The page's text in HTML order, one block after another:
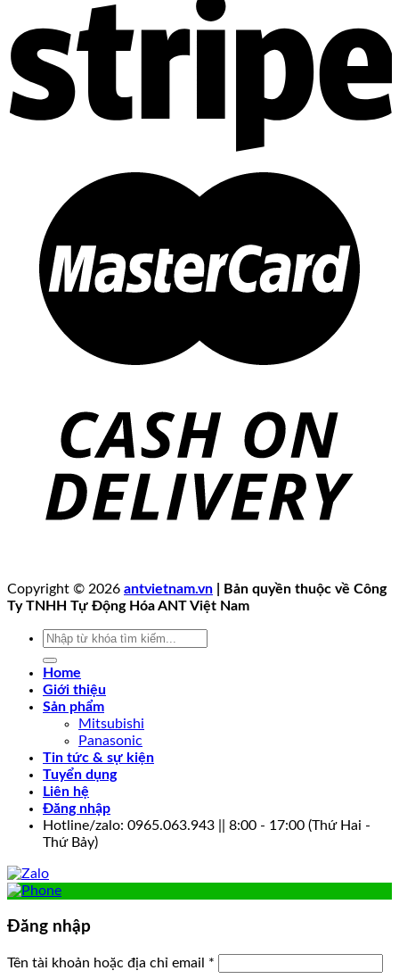
Copyright © 2026 antvietnam.vn | Bản quyền thuộc về Công
Ty TNHH Tự Động Hóa ANT Việt Nam
Tìm
Home
Giới thiệu
Sản phẩm
Mitsubishi
Panasonic
Tin tức & sự kiện
Tuyển dụng
Liên hệ
Đăng nhập
Hotline/zalo: 0965.063.943 || 8:00 - 17:00 (Thứ Hai -
Thứ Bảy)
Đăng nhập
Tên tài khoản hoặc địa chỉ email *